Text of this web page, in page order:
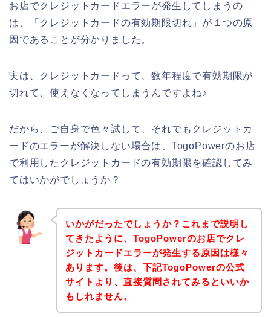
お店でクレジットカードエラーが発生してしまうの
は、「クレジットカードの有効期限切れ」が１つの原
因であることが分かりました。
実は、クレジットカードって、数年程度で有効期限が
切れて、使えなくなってしまうんですよね♪
だから、ご自身で色々試して、それでもクレジットカ
ードのエラーが解決しない場合は、TogoPowerのお店
で利用したクレジットカードの有効期限を確認してみ
てはいかがでしょうか？
いかがだったでしょうか？これまで説明し
てきたように、TogoPowerのお店でクレ
ジットカードエラーが発生する原因は様々
あります。後は、下記TogoPowerの公式
サイトより、直接質問されてみるといいか
もしれません。